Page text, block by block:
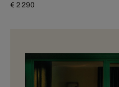
€ 2 290